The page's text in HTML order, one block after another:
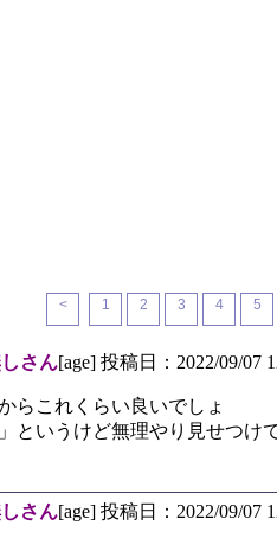
< 1 2 3 4 5
さん[age] 投稿日：2022/09/07
らこれくらい良いでしょ
というけど無理やり見せつけ
さん[age] 投稿日：2022/09/07